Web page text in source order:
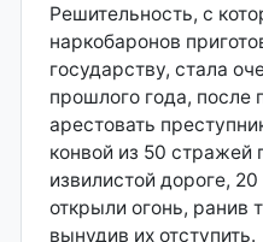
Решительность, с
наркобаронов
государству, стала
прошлого года, после
арестовать
конвой из 50 стражей
извилистой дороге,
открыли огонь, ранив
вынудив их отступить.